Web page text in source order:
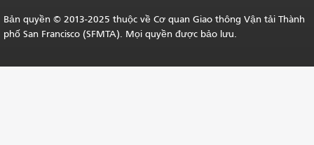
Bản quyền © 2013-2025 thuộc về Cơ quan Giao thông Vận tải Thành
phố San Francisco (SFMTA). Mọi quyền được bảo lưu.